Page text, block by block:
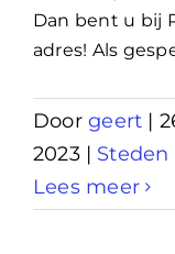
Dan bent u bij
adres! Als
Doorgeert |
2023 | Steden
Lees meer